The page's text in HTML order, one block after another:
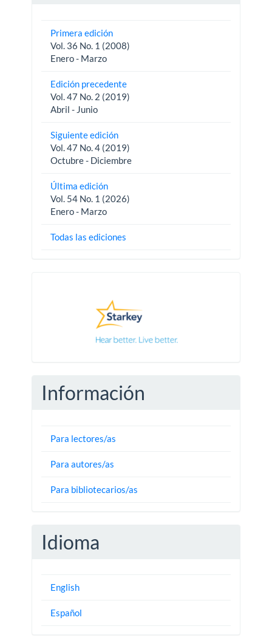
Primera edición
Vol. 36 No. 1 (2008)
Enero - Marzo
Edición precedente
Vol. 47 No. 2 (2019)
Abril - Junio
Siguiente edición
Vol. 47 No. 4 (2019)
Octubre - Diciembre
Última edición
Vol. 54 No. 1 (2026)
Enero - Marzo
Todas las ediciones
Información
Para lectores/as
Para autores/as
Para bibliotecarios/as
Idioma
English
Español